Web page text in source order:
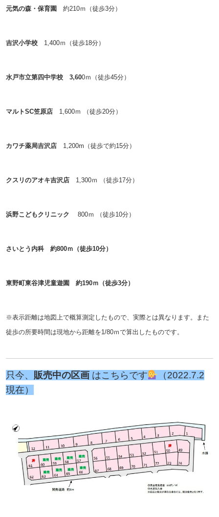
元気の森・保育園 約210ｍ（徒歩3分）
吉沢小学校1,400ｍ（徒歩18分）
水戸市立第四中学校 3,600ｍ（徒歩45分）
マルトSC笠原店1,600ｍ （徒歩20分）
カワチ薬局吉沢店1,200m（徒歩で約15分）
クスリのアオキ吉沢店1,300ｍ （徒歩17分）
浜野こどもクリニック 800ｍ （徒歩10分）
さいとう内科 約800ｍ（徒歩10分）
東野町東谷津児童遊園 約190ｍ（徒歩3分）
※表示距離は地図上で概算測定したもので、実際とは異なります。また
徒歩の所要時間は現地から距離を1/80ｍで算出したものです。
只今、 販売中の区画 はこちらです
（2022.7.2
現在）